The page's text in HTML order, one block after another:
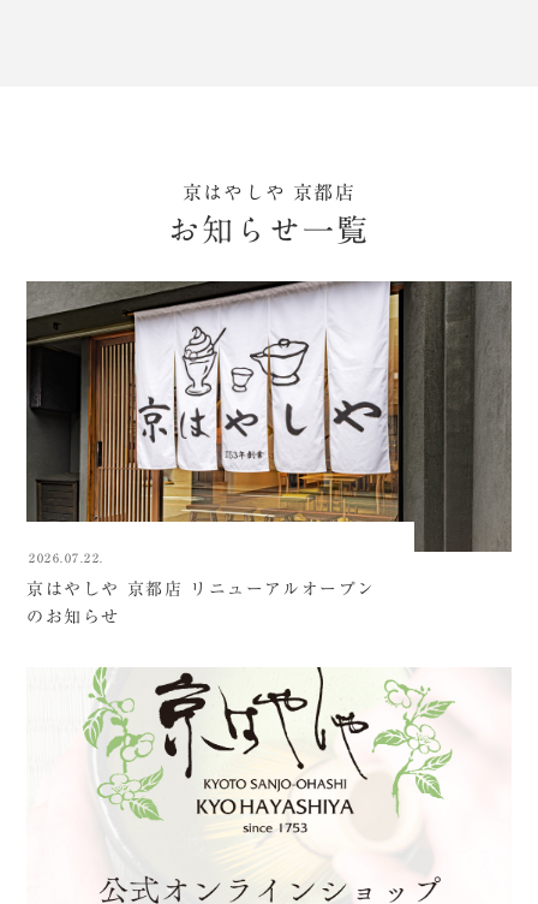
京はやしや 京都店
お知らせ一覧
2026.07.22.
京はやしや 京都店 リニューアルオープン
のお知らせ